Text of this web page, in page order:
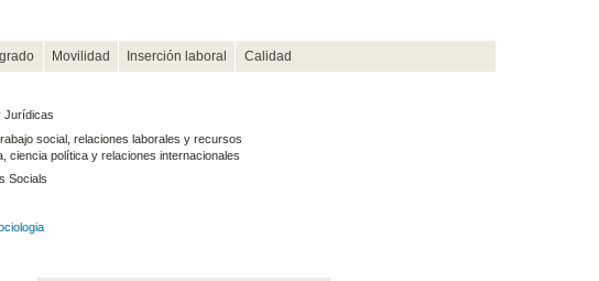
Movilidad Inserción laboral Calidad
Jurídicas
social, relaciones laborales y recursos
ciencia política y relaciones internacionales
Socials